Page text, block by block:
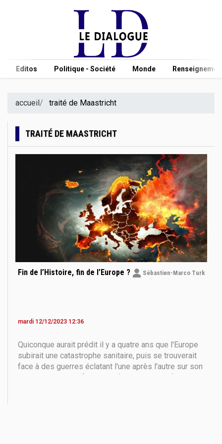
Editos Politique - Société Monde
accueil traité de Maastricht
TRAITÉ DE MAASTRICHT
Fin de l’Histoire, fin de l’Europe ? Sébastien-Marco Turk
mardi 12/12/2023 12:36
Quiconque aurait prédit il y a quatre ans que l'Europe
subirait une catastrophe sanitaire, puis se trouverait
face à des guerres éclatant l'une après l'autre sur son
territoire ou à ses frontières (Arménie, Israël), aurait